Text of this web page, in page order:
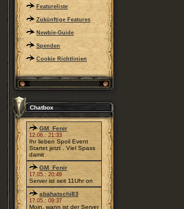
Featureliste
Zukünftige Features
Newbie-Guide
Spenden
Cookie Richtlinien
Chatbox
GM_Fenir
12.06.: 21:33
Ihr lieben Spoil Event
Startet jetzt . Viel Spass
damit
GM_Fenir
17.05.: 20:49
Server ist seit 11Uhr on
abahatschi83
17.05.: 09:37
Moin, wann ist der Server